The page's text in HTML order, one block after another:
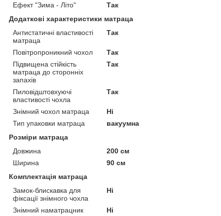
Ефект "Зима - Літо"
Так
Додаткові характеристики матраца
Антистатичні властивості
матраца
Так
Повітропроникний чохол
Так
Підвищена стійкість
матраца до сторонніх
запахів
Так
Пиловідштовхуючі
властивості чохла
Так
Знімний чохол матраца
Ні
Тип упаковки матраца
вакуумна
Розміри матраца
Довжина
200 см
Ширина
90 см
Комплектація матраца
Замок-блискавка для
фіксації знімного чохла
Ні
Знімний наматрацник
Ні